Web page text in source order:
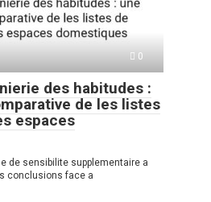
0
des habitudes :
de les listes
espaces
de sensibilite supplementaire a
conclusions face a